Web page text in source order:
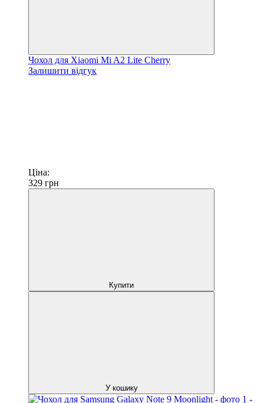
Чохол для Xiaomi Mi A2 Lite Cherry
Залишити відгук
Ціна:
329 грн
Купити
У кошику